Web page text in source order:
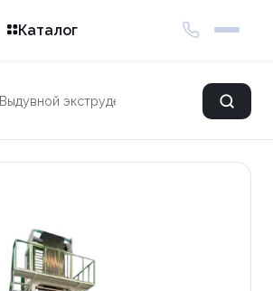
Каталог
Выдувной экструдер для производства